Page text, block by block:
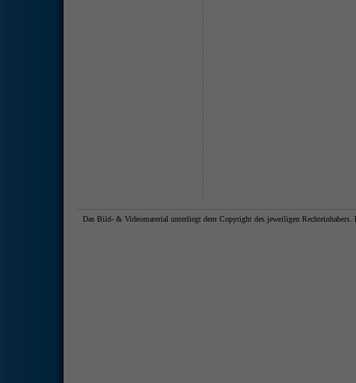
Das Bild- & Videomaterial unterliegt dem Copyright des jeweiligen